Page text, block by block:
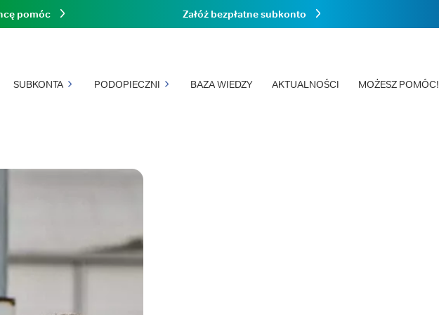
SUBKONTA PODOPIECZNI BAZA WIEDZY AKTUALNOŚCI MOŻESZ POMÓC!
pomóc Załóż bezpłatne subkonto